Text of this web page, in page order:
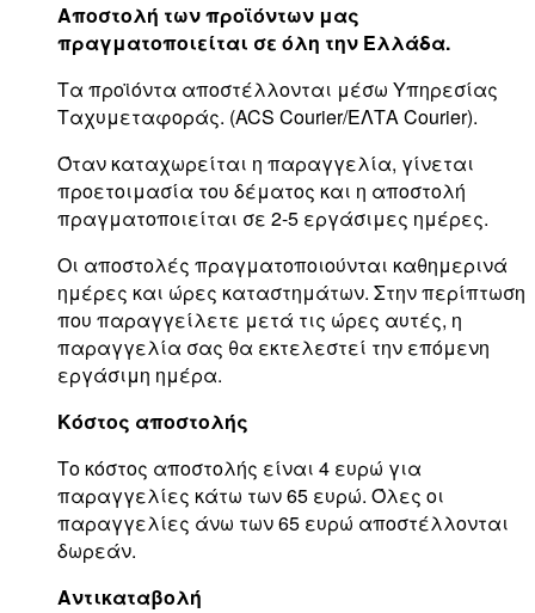
Αποστολή των προϊόντων μας
πραγματοποιείται σε όλη την Ελλάδα.
Τα προϊόντα αποστέλλονται μέσω Υπηρεσίας
Ταχυμεταφοράς. (ACS Courier/ΕΛΤΑ Courier).
Όταν καταχωρείται η παραγγελία, γίνεται
προετοιμασία του δέματος και η αποστολή
πραγματοποιείται σε 2-5 εργάσιμες ημέρες.
Οι αποστολές πραγματοποιούνται καθημερινά
ημέρες και ώρες καταστημάτων. Στην περίπτωση
που παραγγείλετε μετά τις ώρες αυτές, η
παραγγελία σας θα εκτελεστεί την επόμενη
εργάσιμη ημέρα.
Κόστος αποστολής
Το κόστος αποστολής είναι 4 ευρώ για
παραγγελίες κάτω των 65 ευρώ. Όλες οι
παραγγελίες άνω των 65 ευρώ αποστέλλονται
δωρεάν.
Αντικαταβολή